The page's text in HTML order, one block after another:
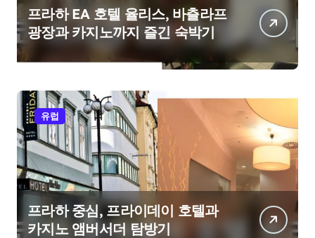
프라하 EA 호텔 율리스, 바츨라프
광장과 카지노까지 즐긴 숙박기
유럽
프라하 중심, 프라이데이 호텔과
카지노 앰버서더 탐방기